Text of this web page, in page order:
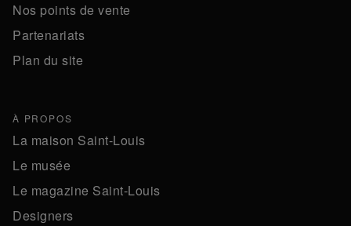
Nos points de vente
Partenariats
Plan du site
À PROPOS
La maison Saint-Louis
Le musée
Le magazine Saint-Louis
Designers